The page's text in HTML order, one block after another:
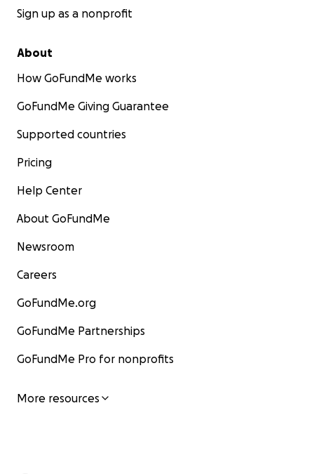
Sign up as a nonprofit
About
How GoFundMe works
GoFundMe Giving Guarantee
Supported countries
Pricing
Help Center
About GoFundMe
Newsroom
Careers
GoFundMe.org
GoFundMe Partnerships
GoFundMe Pro for nonprofits
More resources